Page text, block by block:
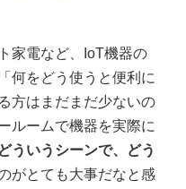
家電など、IoT機器の
何をどう使うと便利に
方はまだまだ少ないの
ルームで機器を実際に
ういうシーンで、どう
がとても大事だなと感